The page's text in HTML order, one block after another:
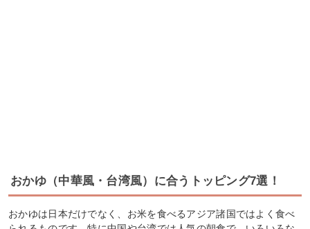
おかゆ（中華風・台湾風）に合うトッピング7選！
おかゆは日本だけでなく、お米を食べるアジア諸国ではよく食べ